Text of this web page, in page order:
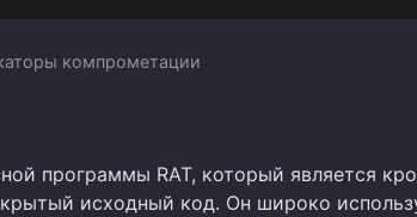
компрометации
программы RAT, который является
исходный код. Он широко